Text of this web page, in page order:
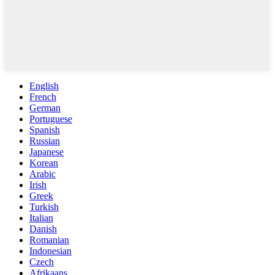
English
French
German
Portuguese
Spanish
Russian
Japanese
Korean
Arabic
Irish
Greek
Turkish
Italian
Danish
Romanian
Indonesian
Czech
Afrikaans